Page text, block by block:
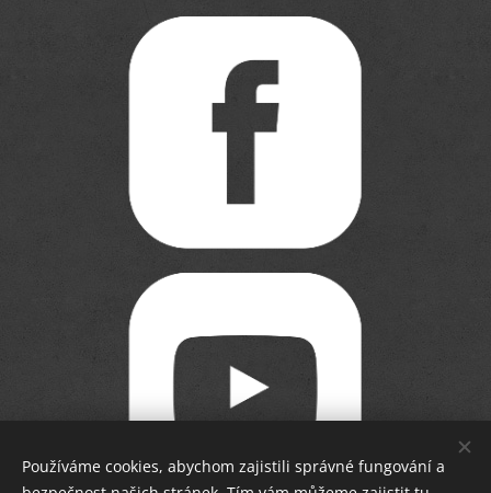
Používáme cookies, abychom zajistili správné fungování a